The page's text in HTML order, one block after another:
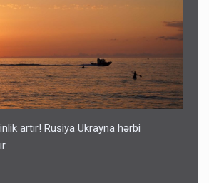
artır! Rusiya Ukrayna hərbi